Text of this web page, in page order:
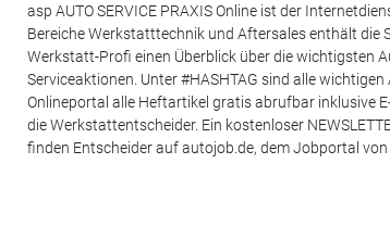
asp AUTO SERVICE PRAXIS Online ist der
Bereiche Werkstatttechnik und Aftersales enthält die
Werkstatt-Profi einen Überblick über die wichtigsten
Serviceaktionen. Unter #HASHTAG sind alle
Onlineportal alle Heftartikel gratis abrufbar inklusive
die Werkstattentscheider. Ein kostenloser
finden Entscheider auf autojob.de, dem Jobportal von